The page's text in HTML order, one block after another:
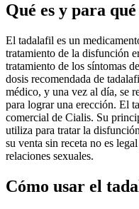
Qué es y para
El tadalafil es un
tratamiento de la disfunción
tratamiento de los síntomas
dosis recomendada de
médico, y una vez al día, se
para lograr una erección. El
comercial de Cialis. Su
utiliza para tratar la
su venta sin receta no es
relaciones sexuales.
Cómo usar el